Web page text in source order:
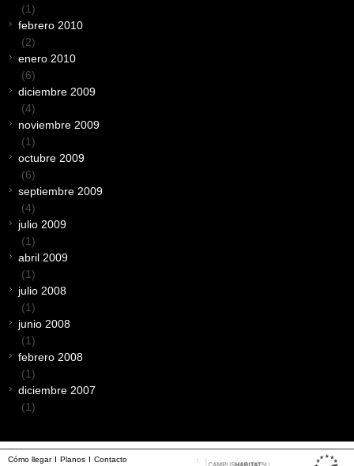
(1)
febrero 2010
(2)
enero 2010
(6)
diciembre 2009
(4)
noviembre 2009
(1)
octubre 2009
(6)
septiembre 2009
(4)
julio 2009
(1)
abril 2009
(1)
julio 2008
(1)
junio 2008
(1)
febrero 2008
(1)
diciembre 2007
(1)
Cómo llegar Planos
Contacto